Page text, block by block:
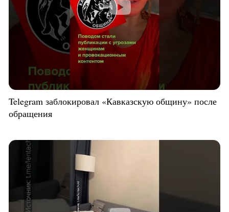
Telegram заблокировал «Кавказскую общину» после
обращения